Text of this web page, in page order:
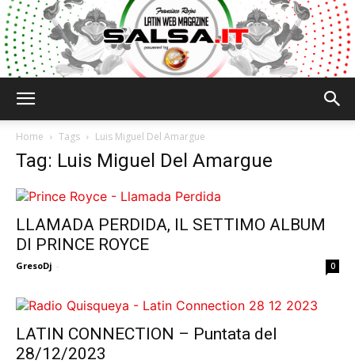
Home Tags Luis Miguel Del Amargue
Tag: Luis Miguel Del Amargue
LLAMADA PERDIDA, IL SETTIMO ALBUM
DI PRINCE ROYCE
GresoDj - 0
LATIN CONNECTION – Puntata del
28/12/2023